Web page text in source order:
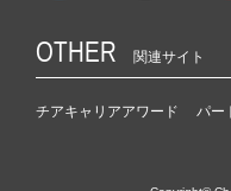
OTHER 関連サイト
チアキャリアアワード パー